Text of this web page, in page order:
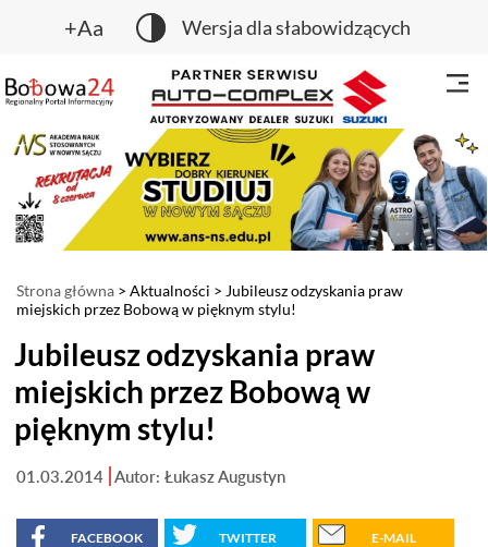
+Aa Wersja dla słabowidzących
Strona główna > Aktualności > Jubileusz odzyskania praw
miejskich przez Bobową w pięknym stylu!
Jubileusz odzyskania praw
miejskich przez Bobową w
pięknym stylu!
01.03.2014 Autor: Łukasz Augustyn
FACEBOOK TWITTER E-MAIL